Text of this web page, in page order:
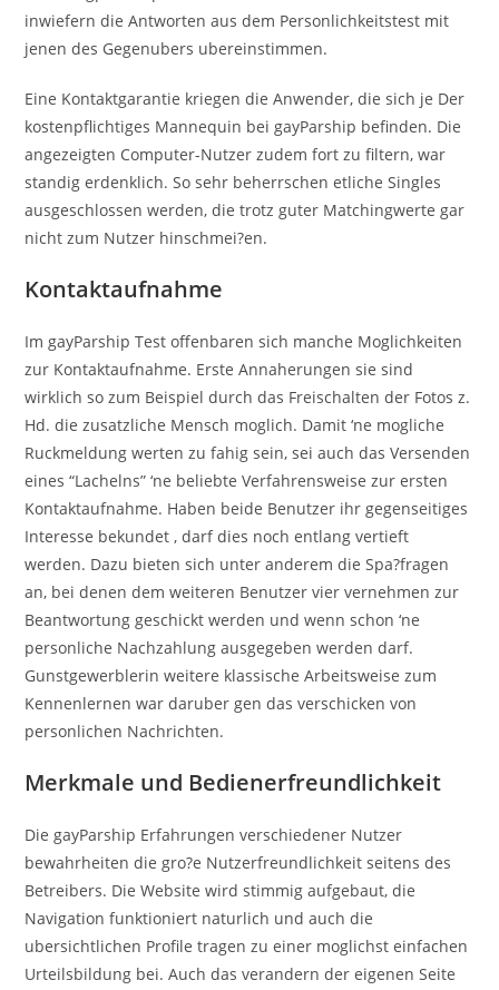
inwiefern die Antworten aus dem Personlichkeitstest mit
jenen des Gegenubers ubereinstimmen.
Eine Kontaktgarantie kriegen die Anwender, die sich je Der
kostenpflichtiges Mannequin bei gayParship befinden. Die
angezeigten Computer-Nutzer zudem fort zu filtern, war
standig erdenklich. So sehr beherrschen etliche Singles
ausgeschlossen werden, die trotz guter Matchingwerte gar
nicht zum Nutzer hinschmei?en.
Kontaktaufnahme
Im gayParship Test offenbaren sich manche Moglichkeiten
zur Kontaktaufnahme. Erste Annaherungen sie sind
wirklich so zum Beispiel durch das Freischalten der Fotos z.
Hd. die zusatzliche Mensch moglich. Damit ‘ne mogliche
Ruckmeldung werten zu fahig sein, sei auch das Versenden
eines “Lachelns” ‘ne beliebte Verfahrensweise zur ersten
Kontaktaufnahme. Haben beide Benutzer ihr gegenseitiges
Interesse bekundet , darf dies noch entlang vertieft
werden. Dazu bieten sich unter anderem die Spa?fragen
an, bei denen dem weiteren Benutzer vier vernehmen zur
Beantwortung geschickt werden und wenn schon ‘ne
personliche Nachzahlung ausgegeben werden darf.
Gunstgewerblerin weitere klassische Arbeitsweise zum
Kennenlernen war daruber gen das verschicken von
personlichen Nachrichten.
Merkmale und Bedienerfreundlichkeit
Die gayParship Erfahrungen verschiedener Nutzer
bewahrheiten die gro?e Nutzerfreundlichkeit seitens des
Betreibers. Die Website wird stimmig aufgebaut, die
Navigation funktioniert naturlich und auch die
ubersichtlichen Profile tragen zu einer moglichst einfachen
Urteilsbildung bei. Auch das verandern der eigenen Seite